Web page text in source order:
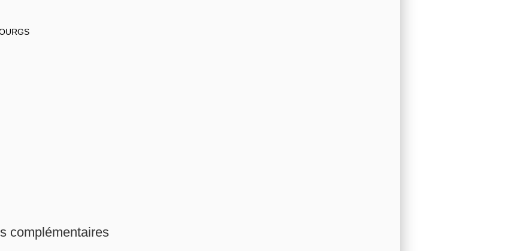
complémentaires